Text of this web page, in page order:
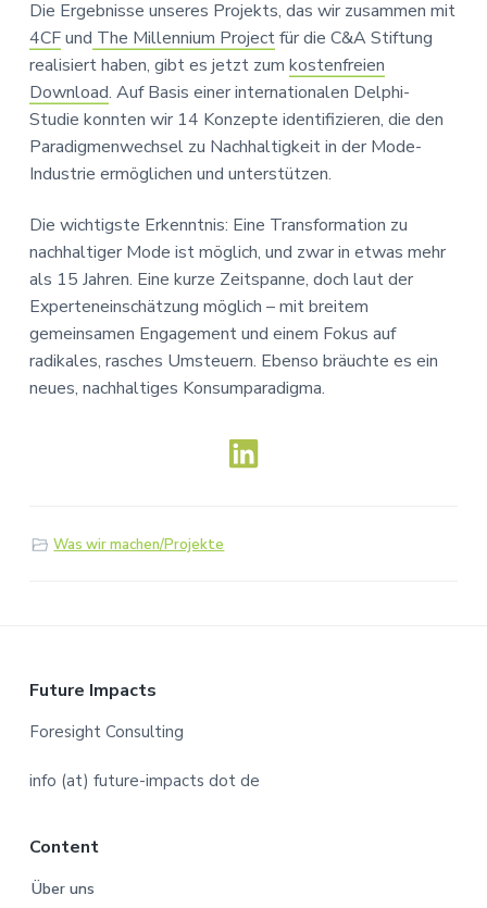
Die Ergebnisse unseres Projekts, das wir zusammen mit
4CFund The Millennium Projectfür die C&A Stiftung
realisiert haben, gibt es jetzt zum kostenfreien
Download. Auf Basis einer internationalen Delphi-
Studie konnten wir 14 Konzepte identifizieren, die den
Paradigmenwechsel zu Nachhaltigkeit in der Mode-
Industrie ermöglichen und unterstützen.
Die wichtigste Erkenntnis: Eine Transformation zu
nachhaltiger Mode ist möglich, und zwar in etwas mehr
als 15 Jahren. Eine kurze Zeitspanne, doch laut der
Experteneinschätzung möglich – mit breitem
gemeinsamen Engagement und einem Fokus auf
radikales, rasches Umsteuern. Ebenso bräuchte es ein
neues, nachhaltiges Konsumparadigma.
Was wir machen/Projekte
Future Impacts
Foresight Consulting
info (at) future-impacts dot de
Content
Über uns